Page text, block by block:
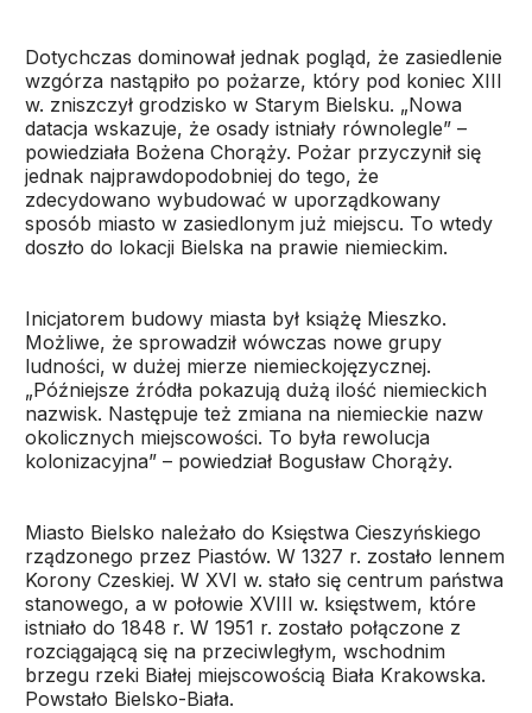
Dotychczas dominował jednak pogląd, że zasiedlenie
wzgórza nastąpiło po pożarze, który pod koniec XIII
w. zniszczył grodzisko w Starym Bielsku. „Nowa
datacja wskazuje, że osady istniały równolegle” –
powiedziała Bożena Chorąży. Pożar przyczynił się
jednak najprawdopodobniej do tego, że
zdecydowano wybudować w uporządkowany
sposób miasto w zasiedlonym już miejscu. To wtedy
doszło do lokacji Bielska na prawie niemieckim.
Inicjatorem budowy miasta był książę Mieszko.
Możliwe, że sprowadził wówczas nowe grupy
ludności, w dużej mierze niemieckojęzycznej.
„Późniejsze źródła pokazują dużą ilość niemieckich
nazwisk. Następuje też zmiana na niemieckie nazw
okolicznych miejscowości. To była rewolucja
kolonizacyjna” – powiedział Bogusław Chorąży.
Miasto Bielsko należało do Księstwa Cieszyńskiego
rządzonego przez Piastów. W 1327 r. zostało lennem
Korony Czeskiej. W XVI w. stało się centrum państwa
stanowego, a w połowie XVIII w. księstwem, które
istniało do 1848 r. W 1951 r. zostało połączone z
rozciągającą się na przeciwległym, wschodnim
brzegu rzeki Białej miejscowością Biała Krakowska.
Powstało Bielsko-Biała.